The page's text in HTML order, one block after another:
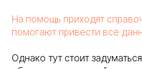
На помощь приходят
помогают привести все
Однако тут стоит